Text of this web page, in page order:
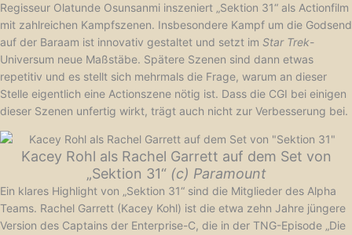
Regisseur Olatunde Osunsanmi inszeniert „Sektion 31“ als Actionfilm
mit zahlreichen Kampfszenen. Insbesondere Kampf um die Godsend
auf der Baraam ist innovativ gestaltet und setzt im Star Trek-
Universum neue Maßstäbe. Spätere Szenen sind dann etwas
repetitiv und es stellt sich mehrmals die Frage, warum an dieser
Stelle eigentlich eine Actionszene nötig ist. Dass die CGI bei einigen
dieser Szenen unfertig wirkt, trägt auch nicht zur Verbesserung bei.
Kacey Rohl als Rachel Garrett auf dem Set von
„Sektion 31“ (c) Paramount
Ein klares Highlight von „Sektion 31“ sind die Mitglieder des Alpha
Teams. Rachel Garrett (Kacey Kohl) ist die etwa zehn Jahre jüngere
Version des Captains der Enterprise-C, die in der TNG-Episode „Die